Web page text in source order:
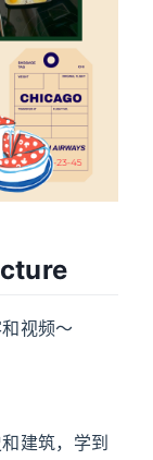
视频～
建筑，学到